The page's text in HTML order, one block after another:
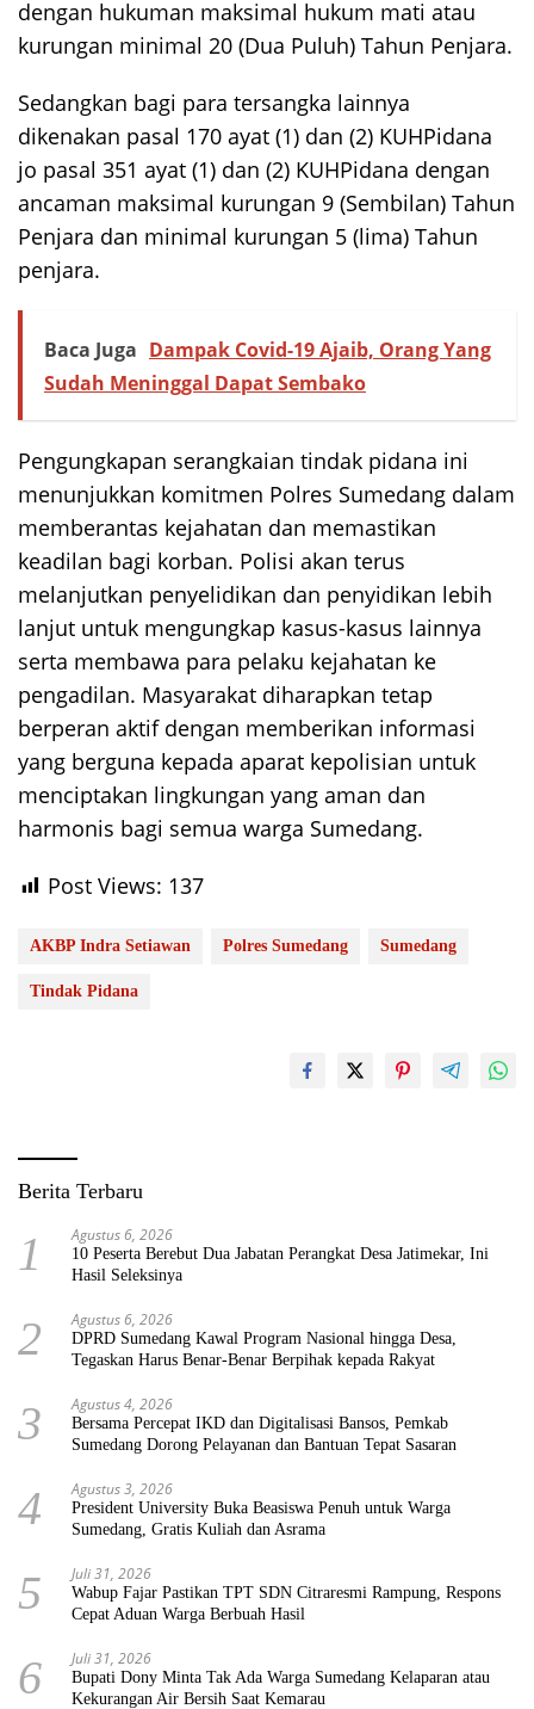
dengan hukuman maksimal hukum mati atau
kurungan minimal 20 (Dua Puluh) Tahun Penjara.
Sedangkan bagi para tersangka lainnya
dikenakan pasal 170 ayat (1) dan (2) KUHPidana
jo pasal 351 ayat (1) dan (2) KUHPidana dengan
ancaman maksimal kurungan 9 (Sembilan) Tahun
Penjara dan minimal kurungan 5 (lima) Tahun
penjara.
Baca Juga Dampak Covid-19 Ajaib, Orang Yang
Sudah Meninggal Dapat Sembako
Pengungkapan serangkaian tindak pidana ini
menunjukkan komitmen Polres Sumedang dalam
memberantas kejahatan dan memastikan
keadilan bagi korban. Polisi akan terus
melanjutkan penyelidikan dan penyidikan lebih
lanjut untuk mengungkap kasus-kasus lainnya
serta membawa para pelaku kejahatan ke
pengadilan. Masyarakat diharapkan tetap
berperan aktif dengan memberikan informasi
yang berguna kepada aparat kepolisian untuk
menciptakan lingkungan yang aman dan
harmonis bagi semua warga Sumedang.
Post Views: 137
AKBP Indra Setiawan Polres Sumedang Sumedang
Tindak Pidana
Berita Terbaru
1 Agustus 6, 2026
10 Peserta Berebut Dua Jabatan Perangkat Desa Jatimekar, Ini
Hasil Seleksinya
2 Agustus 6, 2026
DPRD Sumedang Kawal Program Nasional hingga Desa,
Tegaskan Harus Benar-Benar Berpihak kepada Rakyat
3 Agustus 4, 2026
Bersama Percepat IKD dan Digitalisasi Bansos, Pemkab
Sumedang Dorong Pelayanan dan Bantuan Tepat Sasaran
4 Agustus 3, 2026
President University Buka Beasiswa Penuh untuk Warga
Sumedang, Gratis Kuliah dan Asrama
5 Juli 31, 2026
Wabup Fajar Pastikan TPT SDN Citraresmi Rampung, Respons
Cepat Aduan Warga Berbuah Hasil
6 Juli 31, 2026
Bupati Dony Minta Tak Ada Warga Sumedang Kelaparan atau
Kekurangan Air Bersih Saat Kemarau